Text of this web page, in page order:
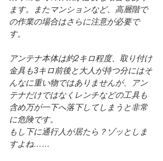
ます。またマンションなど、高層階で
の作業の場合はさらに注意が必要で
す。
アンテナ本体は約2キロ程度、取り付け
金具も3キロ前後と大人が持つ分にはそ
んなに重い物ではありませんが、アン
テナだけではなくレンチなどの工具も
含め万が一下へ落下してしまうと非常
に危険です。
もし下に通行人が居たら？ゾッとしま
すよね……